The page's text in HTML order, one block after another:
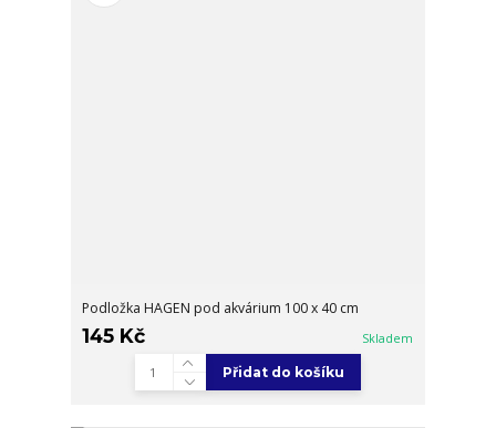
Podložka HAGEN pod akvárium 100 x 40 cm
145 Kč Skladem
Přidat do košíku